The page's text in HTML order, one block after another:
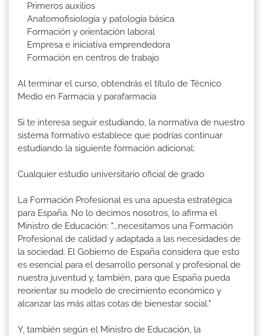
Primeros auxilios
Anatomofisiología y patología básica
Formación y orientación laboral
Empresa e iniciativa emprendedora
Formación en centros de trabajo
Al terminar el curso, obtendrás el título de Técnico
Medio en Farmacia y parafarmacia
Si te interesa seguir estudiando, la normativa de nuestro
sistema formativo establece que podrías continuar
estudiando la siguiente formación adicional:
Cualquier estudio universitario oficial de grado
La Formación Profesional es una apuesta estratégica
para España. No lo decimos nosotros, lo afirma el
Ministro de Educación: "...necesitamos una Formación
Profesional de calidad y adaptada a las necesidades de
la sociedad. El Gobierno de España considera que esto
es esencial para el desarrollo personal y profesional de
nuestra juventud y, también, para que España pueda
reorientar su modelo de crecimiento económico y
alcanzar las más altas cotas de bienestar social."
Y, también según el Ministro de Educación, la